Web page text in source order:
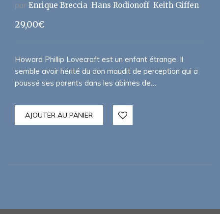
par Enrique Breccia Hans Rodionoff Keith Giffen
29,00€
Howard Phillip Lovecraft est un enfant étrange. Il
semble avoir hérité du don maudit de perception qui a
poussé ses parents dans les abîmes de…
AJOUTER AU PANIER